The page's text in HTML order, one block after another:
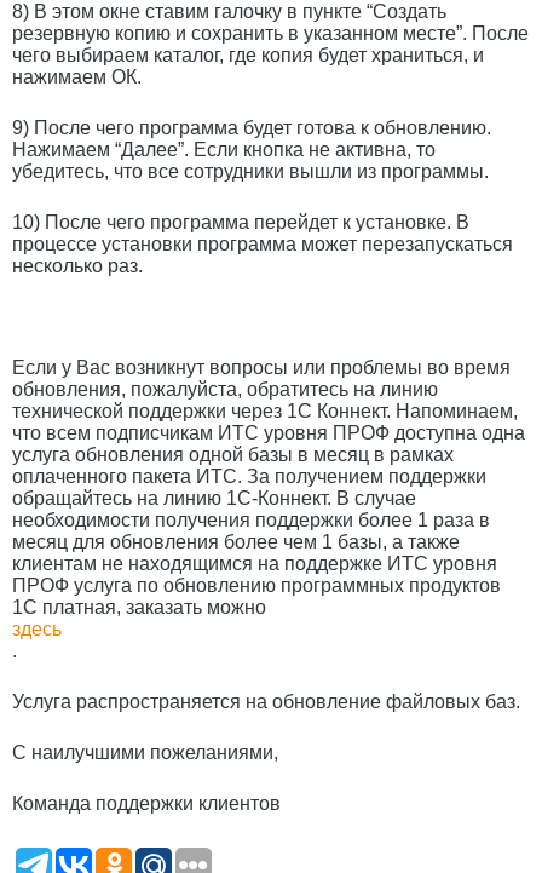
8) В этом окне ставим галочку в пункте “Создать
резервную копию и сохранить в указанном месте”. После
чего выбираем каталог, где копия будет храниться, и
нажимаем ОК.
9) После чего программа будет готова к обновлению.
Нажимаем “Далее”. Если кнопка не активна, то
убедитесь, что все сотрудники вышли из программы.
10) После чего программа перейдет к установке. В
процессе установки программа может перезапускаться
несколько раз.
Если у Вас возникнут вопросы или проблемы во время
обновления, пожалуйста, обратитесь на линию
технической поддержки через 1С Коннект. Напоминаем,
что всем подписчикам ИТС уровня ПРОФ доступна одна
услуга обновления одной базы в месяц в рамках
оплаченного пакета ИТС. За получением поддержки
обращайтесь на линию 1С-Коннект. В случае
необходимости получения поддержки более 1 раза в
месяц для обновления более чем 1 базы, а также
клиентам не находящимся на поддержке ИТС уровня
ПРОФ услуга по обновлению программных продуктов
1С платная, заказать можно
здесь
.
Услуга распространяется на обновление файловых баз.
С наилучшими пожеланиями,
Команда поддержки клиентов